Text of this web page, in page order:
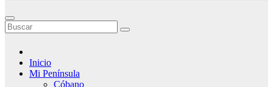
Inicio
Mi Península
Cóbano